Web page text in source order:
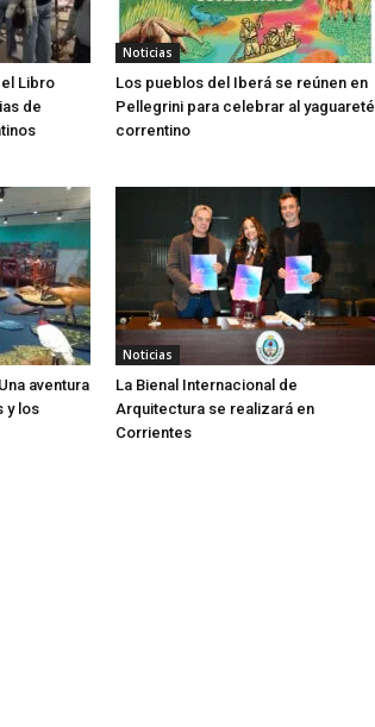
Libro
de
Noticias
Los pueblos del Iberá se reúnen en
Pellegrini para celebrar al yaguareté
correntino
aventura
y los
Noticias
La Bienal Internacional de
Arquitectura se realizará en
Corrientes